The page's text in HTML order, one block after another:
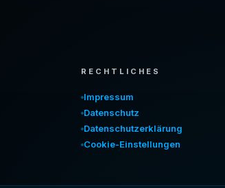
RECHTLICHES
Impressum
Datenschutz
Datenschutzerklärung
Cookie-Einstellungen